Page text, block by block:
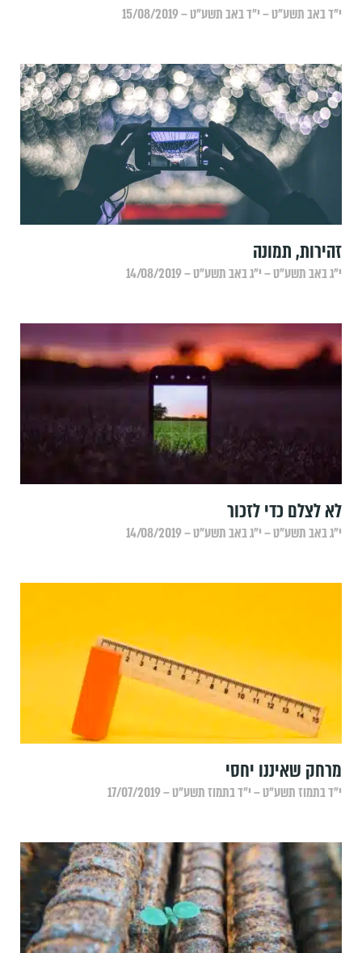
י״ד באב תשע״ט – י״ד באב תשע״ט – 15/08/2019
זהירות, תמונה
י״ג באב תשע״ט – י״ג באב תשע״ט – 14/08/2019
לא לצלם כדי לזכור
י״ג באב תשע״ט – י״ג באב תשע״ט – 14/08/2019
מרחק שאיננו יחסי
י״ד בתמוז תשע״ט – י״ד בתמוז תשע״ט – 17/07/2019